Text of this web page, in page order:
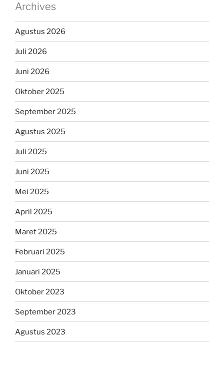
Archives
Agustus 2026
Juli 2026
Juni 2026
Oktober 2025
September 2025
Agustus 2025
Juli 2025
Juni 2025
Mei 2025
April 2025
Maret 2025
Februari 2025
Januari 2025
Oktober 2023
September 2023
Agustus 2023